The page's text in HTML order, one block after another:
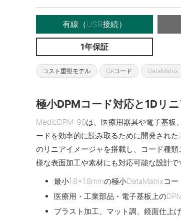
有線（USB接続）
1年保証
コスト重視モデル QRコード DataMatrix
極小DPMコード対応と1Dリ
MedicDPM-90は、医療用器具や電子基板
ードを効率的に読み取るために開発され
のリニアイメージャを搭載し、コード種
様な表面加工や素材にも対応可能な設計で
最小1.8×1.8mmの極小DataMatrixコー
医療用・工業部品・電子基板上の
ブラスト加工、マット調、鏡面仕上